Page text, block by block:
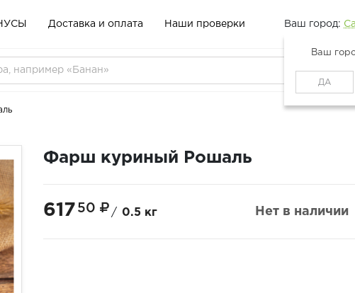
Доставка и оплата Наши проверки Ваш город:
Ваш
ДА
Фарш куриный Рошаль
617 50 / 0.5 кг Нет в наличии